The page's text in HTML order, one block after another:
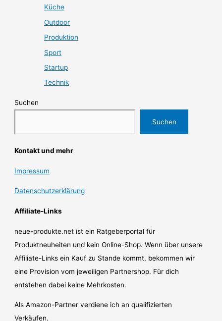
Küche
Outdoor
Produktion
Sport
Startup
Technik
Suchen
Suchen
Kontakt und mehr
Impressum
Datenschutzerklärung
Affiliate-Links
neue-produkte.net ist ein Ratgeberportal für
Produktneuheiten und kein Online-Shop. Wenn über unsere
Affiliate-Links ein Kauf zu Stande kommt, bekommen wir
eine Provision vom jeweiligen Partnershop. Für dich
entstehen dabei keine Mehrkosten.
Als Amazon-Partner verdiene ich an qualifizierten
Verkäufen.